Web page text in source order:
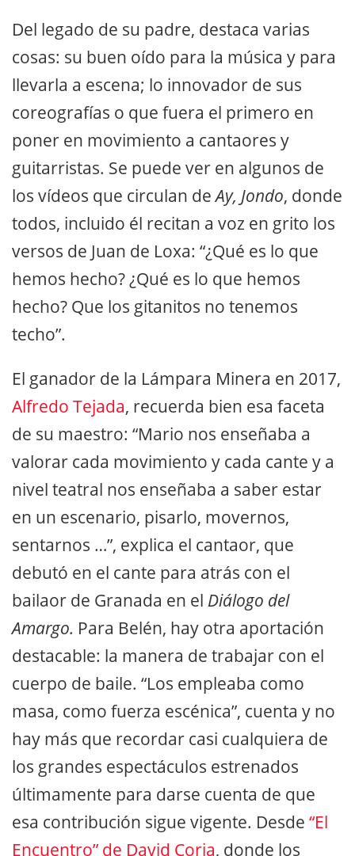
Del legado de su padre, destaca varias
cosas: su buen oído para la música y para
llevarla a escena; lo innovador de sus
coreografías o que fuera el primero en
poner en movimiento a cantaores y
guitarristas. Se puede ver en algunos de
los vídeos que circulan deAy, Jondo, donde
todos, incluido él recitan a voz en grito los
versos de Juan de Loxa: “¿Qué es lo que
hemos hecho? ¿Qué es lo que hemos
hecho? Que los gitanitos no tenemos
techo”.
El ganador de la Lámpara Minera en 2017,
Alfredo Tejada, recuerda bien esa faceta
de su maestro: “Mario nos enseñaba a
valorar cada movimiento y cada cante y a
nivel teatral nos enseñaba a saber estar
en un escenario, pisarlo, movernos,
sentarnos …”, explica el cantaor, que
debutó en el cante para atrás con el
bailaor de Granada en el Diálogo del
Amargo. Para Belén, hay otra aportación
destacable: la manera de trabajar con el
cuerpo de baile. “Los empleaba como
masa, como fuerza escénica”, cuenta y no
hay más que recordar casi cualquiera de
los grandes espectáculos estrenados
últimamente para darse cuenta de que
esa contribución sigue vigente. Desde “El
Encuentro” de David Coria, donde los